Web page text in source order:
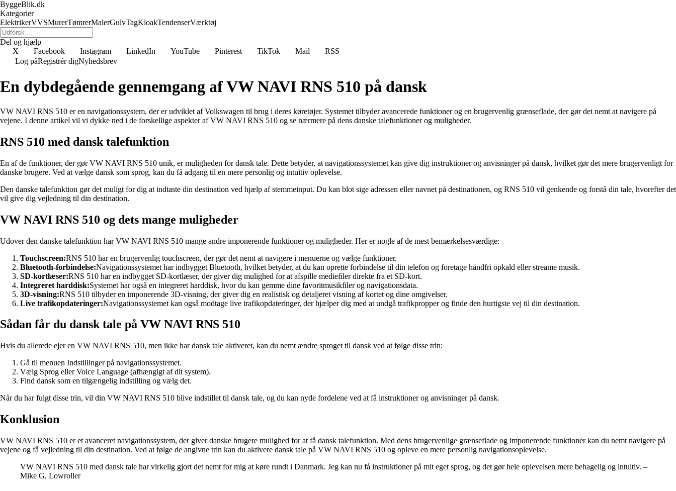
ByggeBlik.dk
Kategorier
ElektrikerVVSMurerTømrerMalerGulvTagKloakTendenserVærktøj
Del og hjælp
X
Facebook Instagram LinkedIn YouTube Pinterest TikTok Mail
RSS
Log påRegistrér digNyhedsbrev
En dybdegående gennemgang af VW NAVI RNS 510 på dansk
VW NAVI RNS 510 er en navigationssystem, der er udviklet af Volkswagen til brug i deres køretøjer. Systemet tilbyder avancerede funktioner og en brugervenlig grænseflade, der gør det nemt at navigere på
vejene. I denne artikel vil vi dykke ned i de forskellige aspekter af VW NAVI RNS 510 og se nærmere på dens danske talefunktioner og muligheder.
RNS 510 med dansk talefunktion
En af de funktioner, der gør VW NAVI RNS 510 unik, er muligheden for dansk tale. Dette betyder, at navigationssystemet kan give dig instruktioner og anvisninger på dansk, hvilket gør det mere brugervenligt for
danske brugere. Ved at vælge dansk som sprog, kan du få adgang til en mere personlig og intuitiv oplevelse.
Den danske talefunktion gør det muligt for dig at indtaste din destination ved hjælp af stemmeinput. Du kan blot sige adressen eller navnet på destinationen, og RNS 510 vil genkende og forstå din tale, hvorefter det
vil give dig vejledning til din destination.
VW NAVI RNS 510 og dets mange muligheder
Udover den danske talefunktion har VW NAVI RNS 510 mange andre imponerende funktioner og muligheder. Her er nogle af de mest bemærkelsesværdige:
Touchscreen:RNS 510 har en brugervenlig touchscreen, der gør det nemt at navigere i menuerne og vælge funktioner.
Bluetooth-forbindelse:Navigationssystemet har indbygget Bluetooth, hvilket betyder, at du kan oprette forbindelse til din telefon og foretage håndfri opkald eller streame musik.
SD-kortlæser:RNS 510 har en indbygget SD-kortlæser, der giver dig mulighed for at afspille mediefiler direkte fra et SD-kort.
Integreret harddisk:Systemet har også en integreret harddisk, hvor du kan gemme dine favoritmusikfiler og navigationsdata.
3D-visning:RNS 510 tilbyder en imponerende 3D-visning, der giver dig en realistisk og detaljeret visning af kortet og dine omgivelser.
Live trafikopdateringer:Navigationssystemet kan også modtage live trafikopdateringer, der hjælper dig med at undgå trafikpropper og finde den hurtigste vej til din destination.
Sådan får du dansk tale på VW NAVI RNS 510
Hvis du allerede ejer en VW NAVI RNS 510, men ikke har dansk tale aktiveret, kan du nemt ændre sproget til dansk ved at følge disse trin:
Gå til menuen Indstillinger på navigationssystemet.
Vælg Sprog eller Voice Language (afhængigt af dit system).
Find dansk som en tilgængelig indstilling og vælg det.
Når du har fulgt disse trin, vil din VW NAVI RNS 510 blive indstillet til dansk tale, og du kan nyde fordelene ved at få instruktioner og anvisninger på dansk.
Konklusion
VW NAVI RNS 510 er et avanceret navigationssystem, der giver danske brugere mulighed for at få dansk talefunktion. Med dens brugervenlige grænseflade og imponerende funktioner kan du nemt navigere på
vejene og få vejledning til din destination. Ved at følge de angivne trin kan du aktivere dansk tale på VW NAVI RNS 510 og opleve en mere personlig navigationsoplevelse.
VW NAVI RNS 510 med dansk tale har virkelig gjort det nemt for mig at køre rundt i Danmark. Jeg kan nu få instruktioner på mit eget sprog, og det gør hele oplevelsen mere behagelig og intuitiv. –
Mike G, Lowroller